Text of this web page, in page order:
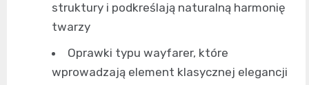
struktury i podkreślają naturalną harmonię
twarzy
Oprawki typu wayfarer, które
wprowadzają element klasycznej elegancji